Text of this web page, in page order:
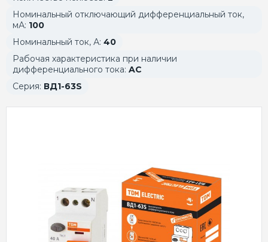
Номинальный отключающий дифференциальный ток,
мА: 100
Номинальный ток, А: 40
Рабочая характеристика при наличии
дифференциального тока: AC
Серия: ВД1-63S